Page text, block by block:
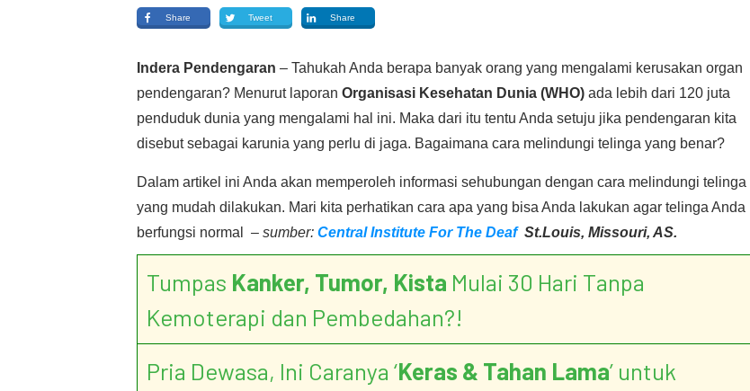
Share Tweet Share
Indera Pendengaran – Tahukah Anda berapa banyak orang yang mengalami kerusakan organ
pendengaran? Menurut laporan Organisasi Kesehatan Dunia (WHO) ada lebih dari 120 juta
penduduk dunia yang mengalami hal ini. Maka dari itu tentu Anda setuju jika pendengaran kita
disebut sebagai karunia yang perlu di jaga. Bagaimana cara melindungi telinga yang benar?
Dalam artikel ini Anda akan memperoleh informasi sehubungan dengan cara melindungi telinga
yang mudah dilakukan. Mari kita perhatikan cara apa yang bisa Anda lakukan agar telinga Anda
berfungsi normal – sumber: Central Institute For The DeafSt.Louis, Missouri, AS.
Tumpas Kanker, Tumor, Kista Mulai 30 Hari Tanpa
Kemoterapi dan Pembedahan?!
Pria Dewasa, Ini Caranya ‘Keras & Tahan Lama’ untuk